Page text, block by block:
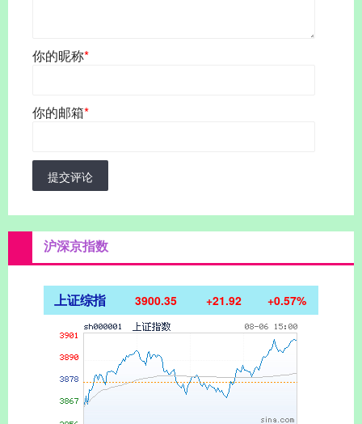
你的昵称*
你的邮箱*
提交评论
沪深京指数
上证综指 3900.35 +21.92 +0.57%